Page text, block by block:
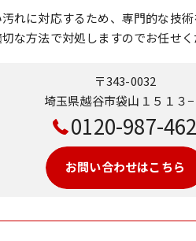
れに対応するため、専門的な技
な方法で対処しますのでお任せく
〒343-0032
埼玉県越谷市袋山１５１３−
0120-987-462
お問い合わせはこちら